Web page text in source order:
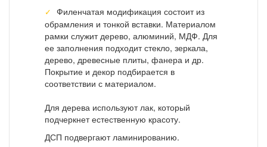
Филенчатая модификация состоит из
обрамления и тонкой вставки. Материалом
рамки служит дерево, алюминий, МДФ. Для
ее заполнения подходит стекло, зеркала,
дерево, древесные плиты, фанера и др.
Покрытие и декор подбирается в
соответствии с материалом.
Для дерева используют лак, который
подчеркнет естественную красоту.
ДСП подвергают ламинированию.